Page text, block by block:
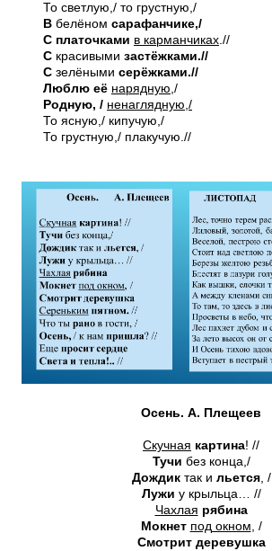
То светлую,/ то грустную,/
В белёном сарафанчике,/
С платочками в карманчиках.//
С красивыми застёжками.//
С зелёными серёжками.//
Люблю её нарядную,/
Родную, / ненаглядную,/
То ясную,/ кипучую,/
То грустную,/ плакучую.//
Осень. А. Плещеев
Скучная картина! //
Тучи без конца,/
Дождиктак и льется, /
Лужи у крыльца… //
Чахлая рябина
Мокнет под окном, /
Смотрит деревушка